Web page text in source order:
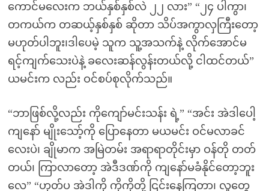
ကောင်မလေးက ဘယ်နှစ်နှစ်လဲ ၂၂ လား” “၂၄ ပါကွာ၊
တကယ်က တဆယ့်နှစ်နှစ် ဆိုတာ သိပ်အကွာလှကြီးတော့
မဟုတ်ပါဘူး၊ဒါပေမဲ့ သူက သူ့အသက်နဲ့ လိုက်အောင်မ
ရင့်ကျက်သေးပဲနဲ့ ခလေးဆန်လွန်းတယ်လို့ ငါထင်တယ်”
ယမင်းက လည်း ဝင်စပ်စုလိုက်သည်။
“ဘာဖြစ်လို့လည်း ကိုကျော်မင်းသန်း ရဲ့” “အင်း အဲဒါပေါ့
ကျနော် မျိုးသော့်ကို ပြောနေတာ မယမင်း ဝင်မလာခင်
လေးပဲ၊ ချိုမာက အမြဲတမ်း အရာရာတိုင်းမှာ ဝန်တို တတ်
တယ်၊ ကြာလာတော့ အဲဒီဒဏ်ကို ကျနော်မခံနိုင်တော့ဘူး
လေ” “ဟုတ်ပ အဲဒါကို ကိုကိုတို့ ငြင်းနေကြတာ၊ လူတွေ